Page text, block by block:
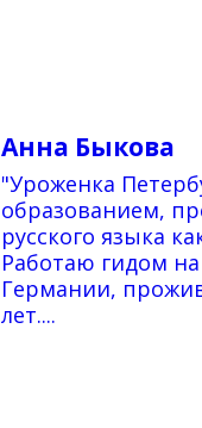
Анна Быкова
"Уроженка
образованием,
русского языка
Работаю гидом
Германии,
лет....